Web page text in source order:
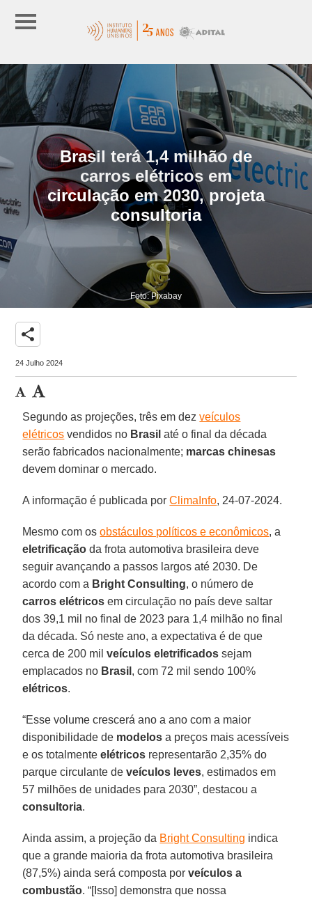
Brasil terá 1,4 milhão de
carros elétricos em
circulação em 2030, projeta
consultoria
Foto: Pixabay
share
24 Julho 2024
Segundo as projeções, três em dezveículos
elétricos vendidos no Brasil até o final da década
serão fabricados nacionalmente; marcas chinesas
devem dominar o mercado.
A informação é publicada porClimaInfo, 24-07-2024.
Mesmo com osobstáculos políticos e econômicos, a
eletrificação da frota automotiva brasileira deve
seguir avançando a passos largos até 2030. De
acordo com a Bright Consulting, o número de
carros elétricos em circulação no país deve saltar
dos 39,1 mil no final de 2023 para 1,4 milhão no final
da década. Só neste ano, a expectativa é de que
cerca de 200 milveículos eletrificados sejam
emplacados no Brasil , com 72 mil sendo 100%
elétricos.
“Esse volume crescerá ano a ano com a maior
disponibilidade de modelos a preços mais acessíveis
e os totalmenteelétricos representarão 2,35% do
parque circulante deveículos leves, estimados em
57 milhões de unidades para 2030”, destacou a
consultoria.
Ainda assim, a projeção da Bright Consulting indica
que a grande maioria da frota automotiva brasileira
(87,5%) ainda será composta porveículos a
combustão. “[Isso] demonstra que nossa